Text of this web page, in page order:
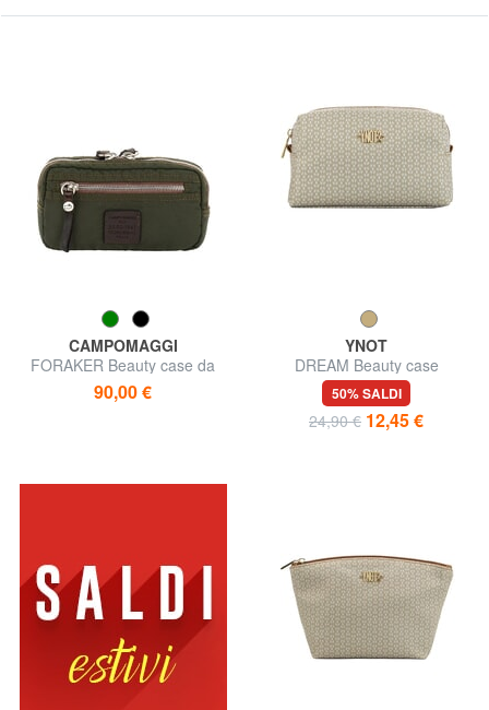
CAMPOMAGGI
FORAKER Beauty case da
viaggio
90,00 €
YNOT
DREAM Beauty case
50% SALDI
24,90 € 12,45 €